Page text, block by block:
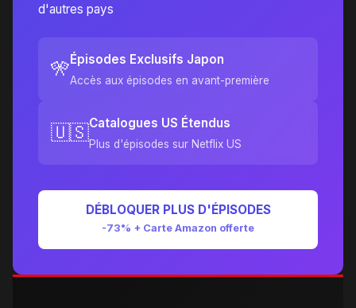
d'autres pays
🎌Épisodes Exclusifs Japon
Accès aux épisodes en avant-première
🇺🇸Catalogues US Étendus
Plus d'épisodes sur Netflix US
DÉBLOQUER PLUS D'ÉPISODES
-73% + Carte Amazon offerte